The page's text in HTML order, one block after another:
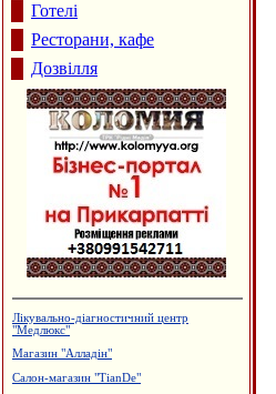
Готелі
Ресторани, кафе
Дозвілля
Лікувально-діагностичний центр
"Медлюкс"
Магазин "Алладін"
Салон-магазин "TianDe"